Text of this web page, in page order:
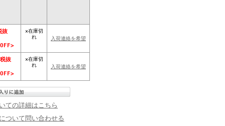
×在庫切
れ
入荷連絡を希望
抜
×在庫切
れ
入荷連絡を希望
ての詳細はこちら
ついて問い合わせる